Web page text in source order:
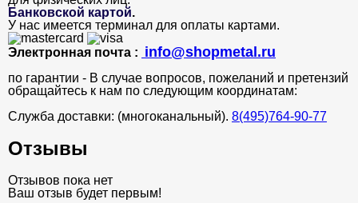
Банковской картой.
У нас имеется терминал для оплаты картами.
Электронная почта : info@shopmetal.ru
по гарантии - В случае вопросов, пожеланий и претензий
обращайтесь к нам по следующим координатам:
Служба доставки: (многоканальный). 8(495)764-90-77
Отзывы
Отзывов пока нет
Ваш отзыв будет первым!